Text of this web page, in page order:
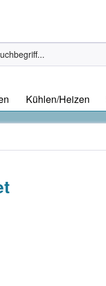
Kühlen/Heizen